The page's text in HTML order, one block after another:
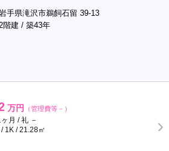
手県滝沢市鵜飼石留 39-13
階建 / 築43年
万円 （管理費等－）
月 / 礼 －
1K / 21.28㎡